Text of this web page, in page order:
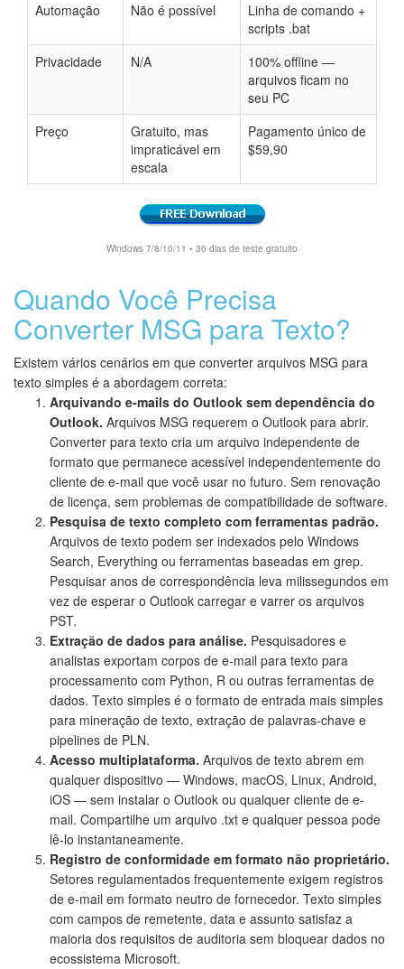
Automação Não é possível
Linha de comando +
scripts .bat
Privacidade
N/A
100% offline —
arquivos ficam no
seu PC
Preço
Gratuito, mas
impraticável em
escala
Pagamento único de
$59,90
Windows 7/8/10/11 • 30 dias de teste gratuito
Quando Você Precisa
Converter MSG para Texto?
Existem vários cenários em que converter arquivos MSG para
texto simples é a abordagem correta:
Arquivando e-mails do Outlook sem dependência do
Outlook. Arquivos MSG requerem o Outlook para abrir.
Converter para texto cria um arquivo independente de
formato que permanece acessível independentemente do
cliente de e-mail que você usar no futuro. Sem renovação
de licença, sem problemas de compatibilidade de software.
Pesquisa de texto completo com ferramentas padrão.
Arquivos de texto podem ser indexados pelo Windows
Search, Everything ou ferramentas baseadas em grep.
Pesquisar anos de correspondência leva milissegundos em
vez de esperar o Outlook carregar e varrer os arquivos
PST.
Extração de dados para análise. Pesquisadores e
analistas exportam corpos de e-mail para texto para
processamento com Python, R ou outras ferramentas de
dados. Texto simples é o formato de entrada mais simples
para mineração de texto, extração de palavras-chave e
pipelines de PLN.
Acesso multiplataforma. Arquivos de texto abrem em
qualquer dispositivo — Windows, macOS, Linux, Android,
iOS — sem instalar o Outlook ou qualquer cliente de e-
mail. Compartilhe um arquivo .txt e qualquer pessoa pode
lê-lo instantaneamente.
Registro de conformidade em formato não proprietário.
Setores regulamentados frequentemente exigem registros
de e-mail em formato neutro de fornecedor. Texto simples
com campos de remetente, data e assunto satisfaz a
maioria dos requisitos de auditoria sem bloquear dados no
ecossistema Microsoft.